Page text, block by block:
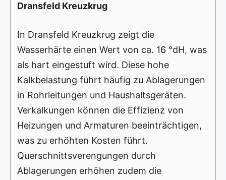
Dransfeld Kreuzkrug
In Dransfeld Kreuzkrug zeigt die
Wasserhärte einen Wert von ca. 16 °dH, was
als hart eingestuft wird. Diese hohe
Kalkbelastung führt häufig zu Ablagerungen
in Rohrleitungen und Haushaltsgeräten.
Verkalkungen können die Effizienz von
Heizungen und Armaturen beeinträchtigen,
was zu erhöhten Kosten führt.
Querschnittsverengungen durch
Ablagerungen erhöhen zudem die